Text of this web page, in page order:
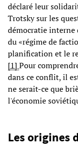
déclaré leur
Trotsky sur les
démocratie
du «régime de
planification et le
[1] Pour
dans ce conflit, il
ne serait-ce que
l'économie
Les origines